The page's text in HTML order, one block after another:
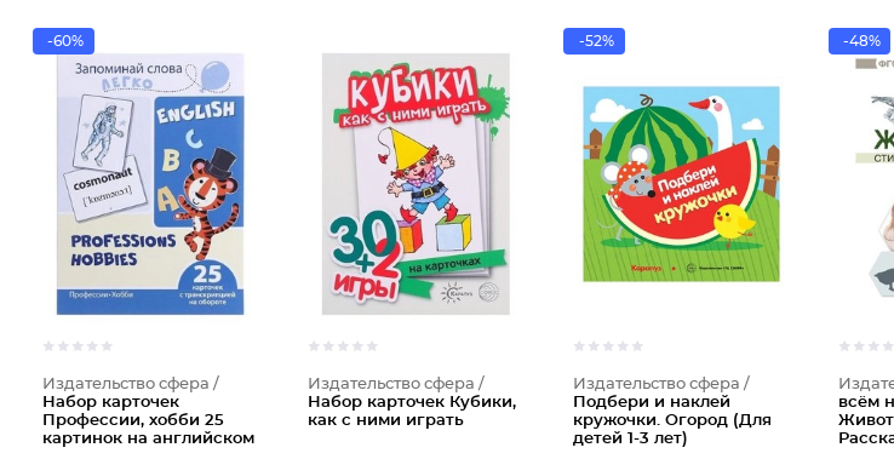
-60%
Издательство сфера /
Набор карточек
Профессии, хобби 25
картинок на английском
Издательство сфера /
Набор карточек Кубики,
как с ними играть
-52%
Издательство сфера /
Подбери и наклей
кружочки. Огород (Для
детей 1-3 лет)
-48%
всём